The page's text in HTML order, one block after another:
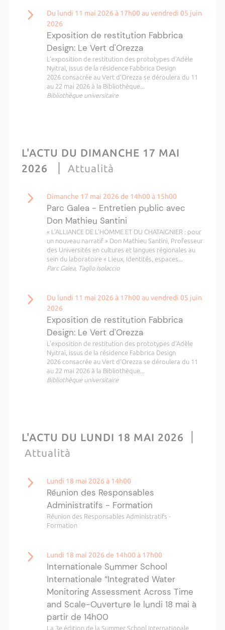
Du lundi 11 mai 2026 à 17h00 au vendredi 05 juin
2026
Exposition de restitution Fabbrica
Design: Le Vert d'Orezza
L’exposition de restitution des prototypes d'Adèle
Nyitraï, issus de la résidence Fabbrica Design
2026 consacrée au Vert d'Orezza se déroulera du 11
au 22 mai 2026 à la Bibliothèque...
Bibliothèque universitaire
L'ACTU DU DIMANCHE 17 MAI
2026
Attualità
Dimanche 17 mai 2026 de 14h00 à 15h00
Parc Galea - Entretien public avec
Don Mathieu Santini
« L’ALLIANCE DE L’HOMME ET DU CHATAIGNIER : pour
un nouveau narratif » Don Mathieu Santini, Professeur
des Universités en cultures et langues régionales au
sein du laboratoire « Lieux, Identités, espaces...
Parc Galea, Taglio Isolaccio
Du lundi 11 mai 2026 à 17h00 au vendredi 05 juin
2026
Exposition de restitution Fabbrica
Design: Le Vert d'Orezza
L’exposition de restitution des prototypes d'Adèle
Nyitraï, issus de la résidence Fabbrica Design
2026 consacrée au Vert d'Orezza se déroulera du 11
au 22 mai 2026 à la Bibliothèque...
Bibliothèque universitaire
L'ACTU DU LUNDI 18 MAI 2026
Attualità
Lundi 18 mai 2026 à 14h00
Réunion des Responsables
Administratifs - Formation
Réunion des Responsables Administratifs -
Formation
Lundi 18 mai 2026 de 14h00 à 17h00
Internationale Summer School
Internationale “Integrated Water
Monitoring Assessment Across Time
and Scale-Ouverture le lundi 18 mai à
partir de 14h00
La 3e édition de la Summer School Internationale